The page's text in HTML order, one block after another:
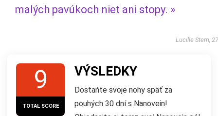
malých pavúkoch niet ani stopy. »
Lucille Stern, 27
9
TOTAL SCORE
VÝSLEDKY
Dostaňte svoje nohy späť za
pouhých 30 dní s Nanovein!